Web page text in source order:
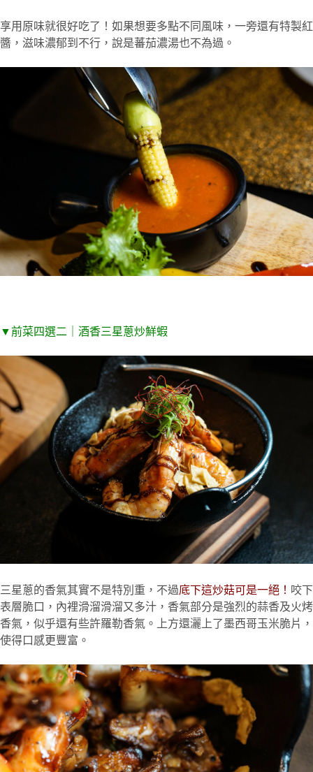
享用原味就很好吃了！如果想要多點不同風味，一旁還有特製紅
醬，滋味濃郁到不行，說是蕃茄濃湯也不為過。
▼前菜四選二｜酒香三星蔥炒鮮蝦
三星蔥的香氣其實不是特別重，不過底下這炒菇可是一絕！ 咬下
表層脆口，內裡滑溜滑溜又多汁，香氣部分是強烈的蒜香及火烤
香氣，似乎還有些許羅勒香氣。上方還灑上了墨西哥玉米脆片，
使得口感更豐富。